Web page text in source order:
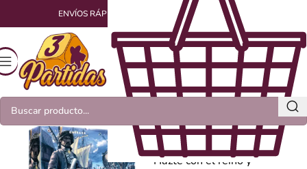
ENVÍOS RÁPIDOS Y EMPAQUETADOS CON AMOR
It´s a Wonderful
Kingdom
Hazte con el reino y